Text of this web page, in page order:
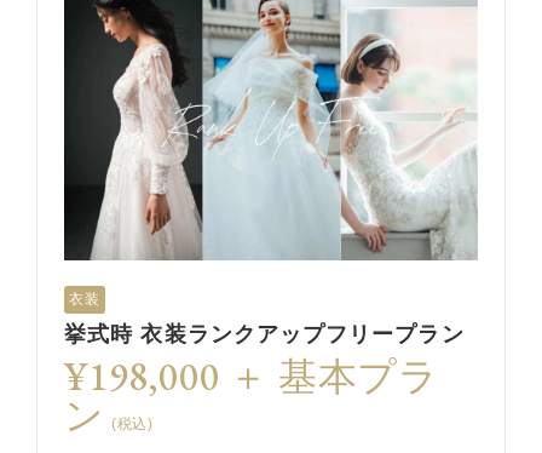
衣装
挙式時 衣装ランクアップフリープラン
¥198,000 ＋ 基本プラ
ン (税込)